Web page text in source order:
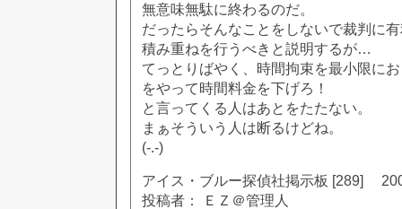
無意味無駄に終わるのだ。
だったらそんなことをしないで裁判に
積み重ねを行うべきと説明するが…
てっとりばやく、時間拘束を最小限に
をやって時間料金を下げろ！
と言ってくる人はあとをたたない。
まぁそういう人は断るけどね。
(-.-)
アイス・ブルー探偵社掲示板 [289]
投稿者： ＥＺ＠管理人